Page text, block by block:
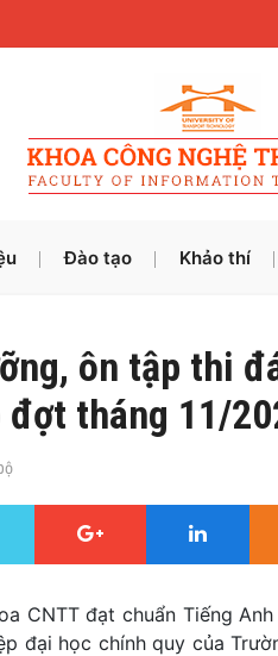
Đào tạo Khảo thí
ôn tập thi
tháng 11/
CNTT đạt chuẩn Tiếng
đại học chính quy của